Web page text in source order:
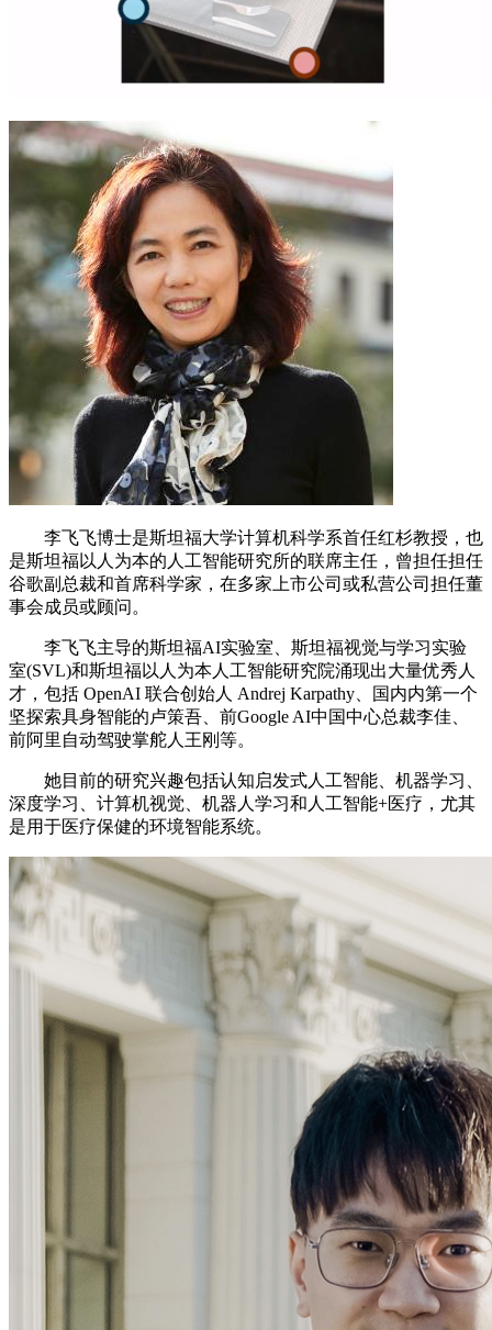
李飞飞博士是斯坦福大学计算机科学系首任红杉教授，也
是斯坦福以人为本的人工智能研究所的联席主任，曾担任担任
谷歌副总裁和首席科学家，在多家上市公司或私营公司担任董
事会成员或顾问。
李飞飞主导的斯坦福AI实验室、斯坦福视觉与学习实验
室(SVL)和斯坦福以人为本人工智能研究院涌现出大量优秀人
才，包括 OpenAI 联合创始人 Andrej Karpathy、国内内第一个
坚探索具身智能的卢策吾、前Google AI中国中心总裁李佳、
前阿里自动驾驶掌舵人王刚等。
她目前的研究兴趣包括认知启发式人工智能、机器学习、
深度学习、计算机视觉、机器人学习和人工智能+医疗，尤其
是用于医疗保健的环境智能系统。